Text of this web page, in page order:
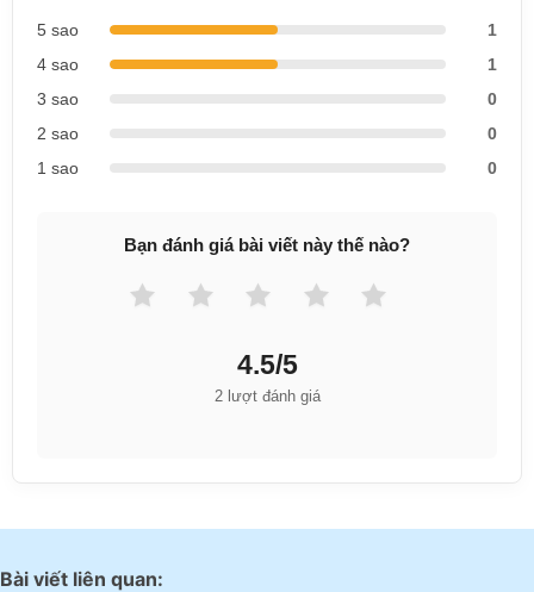
5 sao
1
4 sao
1
3 sao
0
2 sao
0
1 sao
0
Bạn đánh giá bài viết này thế nào?
4.5/5
2 lượt đánh giá
Bài viết liên quan: